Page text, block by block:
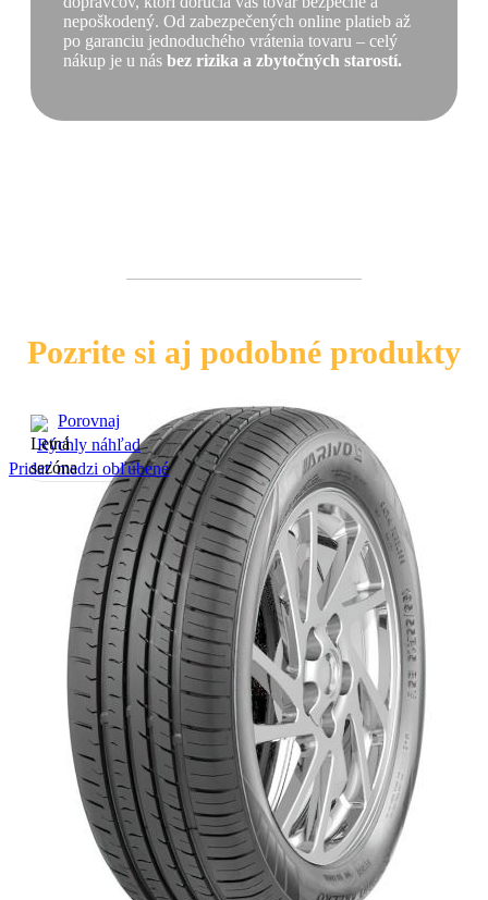
nepoškodený. Od zabezpečených online platieb až
po garanciu jednoduchého vrátenia tovaru – celý
nákup je u nás bez rizika a zbytočných starostí.
Pozrite si aj podobné produkty
Porovnaj
Rýchly náhľad
Pridať medzi obľúbené